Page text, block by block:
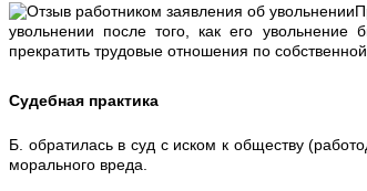
увольнении после того, как его увольнение
прекратить трудовые отношения по
Судебная практика
Б. обратилась в суд с иском к обществу
морального вреда.